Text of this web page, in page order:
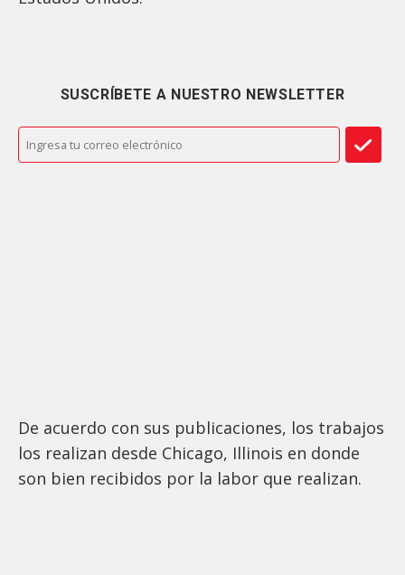
SUSCRÍBETE A NUESTRO NEWSLETTER
De acuerdo con sus publicaciones, los trabajos
los realizan desde Chicago, Illinois en donde
son bien recibidos por la labor que realizan.